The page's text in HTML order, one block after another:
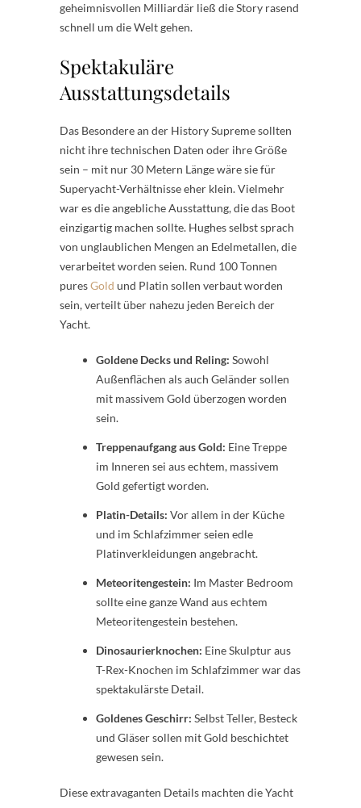
geheimnisvollen Milliardär ließ die Story rasend
schnell um die Welt gehen.
Spektakuläre
Ausstattungsdetails
Das Besondere an der History Supreme sollten
nicht ihre technischen Daten oder ihre Größe
sein – mit nur 30 Metern Länge wäre sie für
Superyacht-Verhältnisse eher klein. Vielmehr
war es die angebliche Ausstattung, die das Boot
einzigartig machen sollte. Hughes selbst sprach
von unglaublichen Mengen an Edelmetallen, die
verarbeitet worden seien. Rund 100 Tonnen
puresGold und Platin sollen verbaut worden
sein, verteilt über nahezu jeden Bereich der
Yacht.
Goldene Decks und Reling: Sowohl
Außenflächen als auch Geländer sollen
mit massivem Gold überzogen worden
sein.
Treppenaufgang aus Gold: Eine Treppe
im Inneren sei aus echtem, massivem
Gold gefertigt worden.
Platin-Details: Vor allem in der Küche
und im Schlafzimmer seien edle
Platinverkleidungen angebracht.
Meteoritengestein: Im Master Bedroom
sollte eine ganze Wand aus echtem
Meteoritengestein bestehen.
Dinosaurierknochen: Eine Skulptur aus
T-Rex-Knochen im Schlafzimmer war das
spektakulärste Detail.
Goldenes Geschirr: Selbst Teller, Besteck
und Gläser sollen mit Gold beschichtet
gewesen sein.
Diese extravaganten Details machten die Yacht